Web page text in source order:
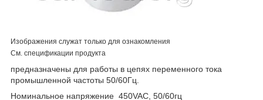
Изображения служат только для ознакомления
См. спецификации продукта
предназначены для работы в цепях переменного тока
промышленной частоты 50/60Гц.
Номинальное напряжение 450VAC, 50/60гц